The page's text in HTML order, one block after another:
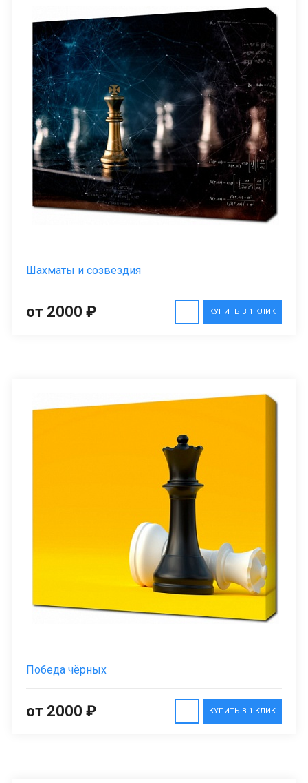
Шахматы и созвездия
КУПИТЬ В 1 КЛИК
от 2000 ₽
Победа чёрных
КУПИТЬ В 1 КЛИК
от 2000 ₽